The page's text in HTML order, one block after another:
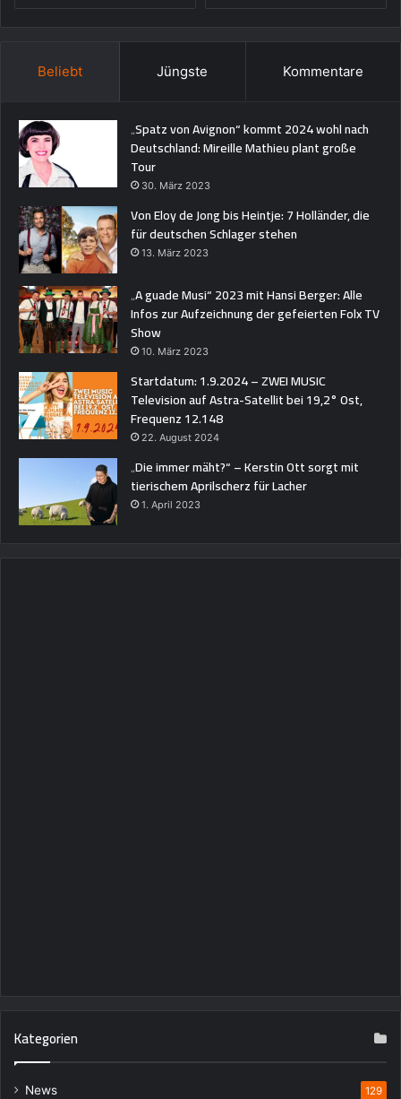
Beliebt Jüngste Kommentare
„Spatz von Avignon“ kommt 2024 wohl nach
Deutschland: Mireille Mathieu plant große
Tour
30. März 2023
Von Eloy de Jong bis Heintje: 7 Holländer, die
für deutschen Schlager stehen
13. März 2023
„A guade Musi“ 2023 mit Hansi Berger: Alle
Infos zur Aufzeichnung der gefeierten Folx TV
Show
10. März 2023
Startdatum: 1.9.2024 – ZWEI MUSIC
Television auf Astra-Satellit bei 19,2° Ost,
Frequenz 12.148
22. August 2024
„Die immer mäht?“ – Kerstin Ott sorgt mit
tierischem Aprilscherz für Lacher
1. April 2023
Kategorien
News 129